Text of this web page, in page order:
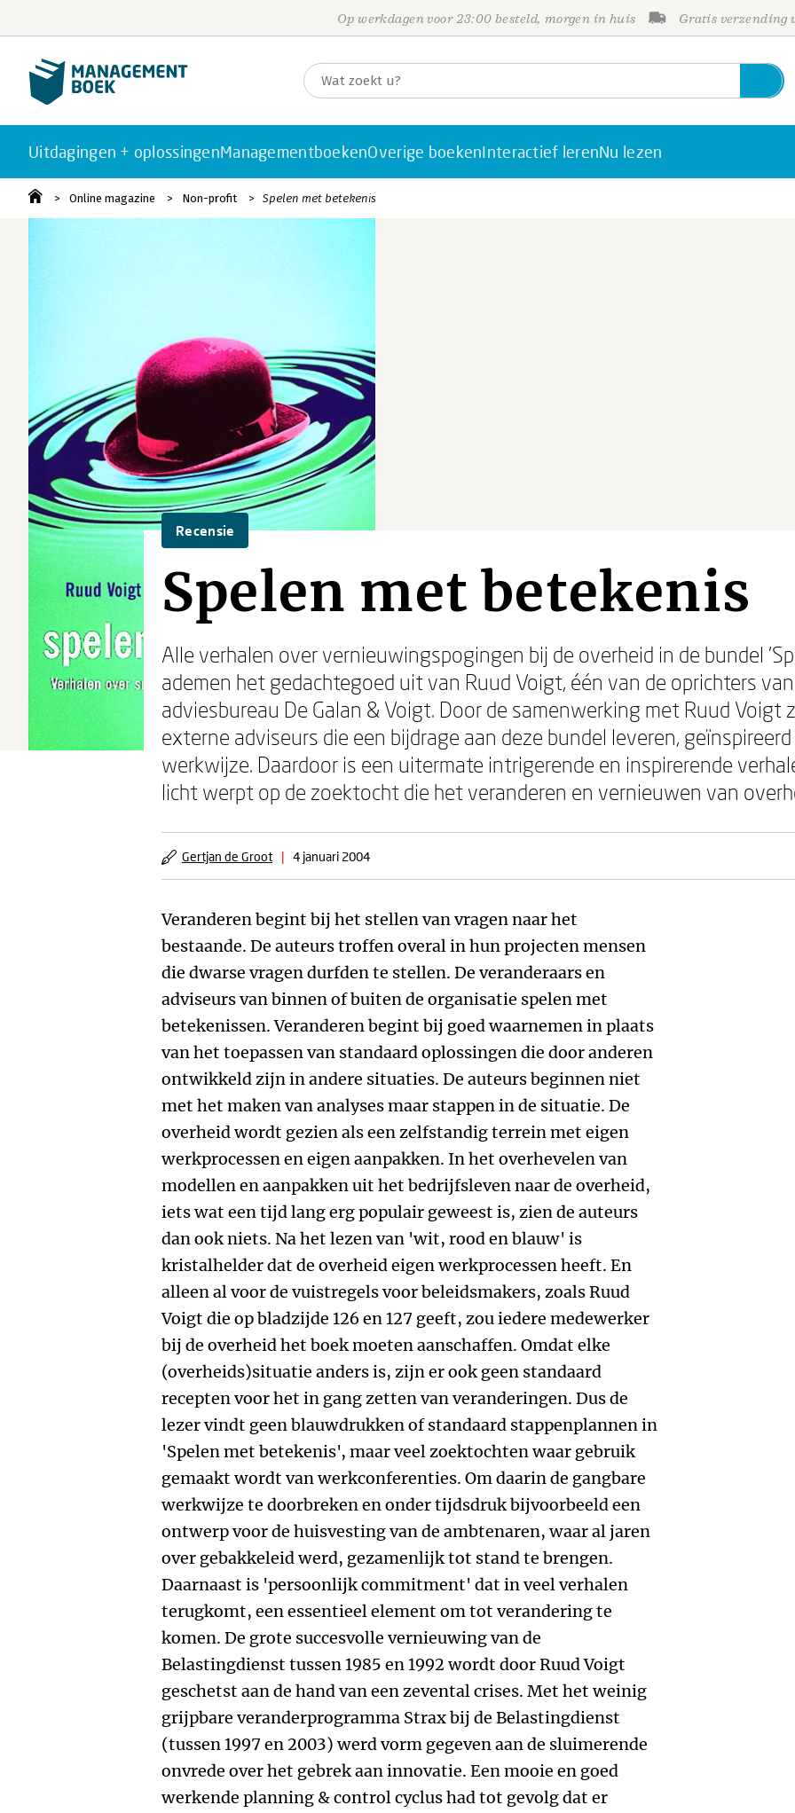
Op werkdagen voor 23:00 besteld, morgen in huis Gratis verzending
Uitdagingen + oplossingenManagementboekenOverige boekenInteractief lerenNu lezen
Online magazine Non-profit Spelen met betekenis
Recensie
Spelen met betekenis
Alle verhalen over vernieuwingspogingen bij de overheid in de bundel
ademen het gedachtegoed uit van Ruud Voigt, één van de oprichters
adviesbureau De Galan & Voigt. Door de samenwerking met Ruud Voigt
externe adviseurs die een bijdrage aan deze bundel leveren,
werkwijze. Daardoor is een uitermate intrigerende en inspirerende
licht werpt op de zoektocht die het veranderen en vernieuwen van
Gertjan de Groot | 4 januari 2004
Veranderen begint bij het stellen van vragen naar het
bestaande. De auteurs troffen overal in hun projecten mensen
die dwarse vragen durfden te stellen. De veranderaars en
adviseurs van binnen of buiten de organisatie spelen met
betekenissen. Veranderen begint bij goed waarnemen in plaats
van het toepassen van standaard oplossingen die door anderen
ontwikkeld zijn in andere situaties. De auteurs beginnen niet
met het maken van analyses maar stappen in de situatie. De
overheid wordt gezien als een zelfstandig terrein met eigen
werkprocessen en eigen aanpakken. In het overhevelen van
modellen en aanpakken uit het bedrijfsleven naar de overheid,
iets wat een tijd lang erg populair geweest is, zien de auteurs
dan ook niets. Na het lezen van 'wit, rood en blauw' is
kristalhelder dat de overheid eigen werkprocessen heeft. En
alleen al voor de vuistregels voor beleidsmakers, zoals Ruud
Voigt die op bladzijde 126 en 127 geeft, zou iedere medewerker
bij de overheid het boek moeten aanschaffen. Omdat elke
(overheids)situatie anders is, zijn er ook geen standaard
recepten voor het in gang zetten van veranderingen. Dus de
lezer vindt geen blauwdrukken of standaard stappenplannen in
'Spelen met betekenis', maar veel zoektochten waar gebruik
gemaakt wordt van werkconferenties. Om daarin de gangbare
werkwijze te doorbreken en onder tijdsdruk bijvoorbeeld een
ontwerp voor de huisvesting van de ambtenaren, waar al jaren
over gebakkeleid werd, gezamenlijk tot stand te brengen.
Daarnaast is 'persoonlijk commitment' dat in veel verhalen
terugkomt, een essentieel element om tot verandering te
komen. De grote succesvolle vernieuwing van de
Belastingdienst tussen 1985 en 1992 wordt door Ruud Voigt
geschetst aan de hand van een zevental crises. Met het weinig
grijpbare veranderprogramma Strax bij de Belastingdienst
(tussen 1997 en 2003) werd vorm gegeven aan de sluimerende
onvrede over het gebrek aan innovatie. Een mooie en goed
werkende planning & control cyclus had tot gevolg dat er